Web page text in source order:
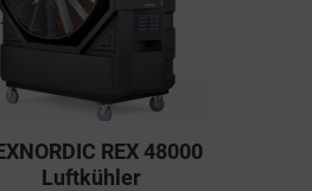
REX 48000
Luftkühler